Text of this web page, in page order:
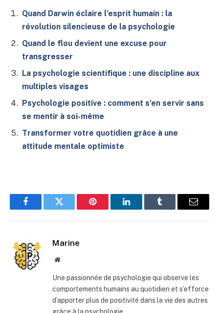
Quand Darwin éclaire l’esprit humain : la
révolution silencieuse de la psychologie
Quand le flou devient une excuse pour
transgresser
La psychologie scientifique : une discipline aux
multiples visages
Psychologie positive : comment s’en servir sans
se mentir à soi-même
Transformer votre quotidien grâce à une
attitude mentale optimiste
FacebookTwitter Pinterest LinkedInTumblr
E-
Marine
Site
Une passionnée de psychologie qui observe les
comportements humains au quotidien et s’efforce
d’apporter plus de positivité dans la vie des autres